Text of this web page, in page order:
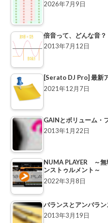
2026年7月9日
倍音って、どんな音？
2013年7月12日
[Serato DJ Pro] 最新
2021年12月7日
GAINとボリューム・
2013年1月22日
NUMA PLAYER ～無
ンストゥルメント～
2022年3月8日
バランスとアンバラ
2013年3月19日